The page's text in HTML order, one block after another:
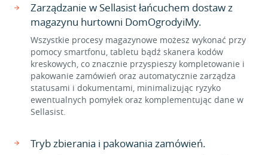
Zarządzanie w Sellasist łańcuchem dostaw z
magazynu hurtowni DomOgrodyiMy.
Wszystkie procesy magazynowe możesz wykonać przy
pomocy smartfonu, tabletu bądź skanera kodów
kreskowych, co znacznie przyspieszy kompletowanie i
pakowanie zamówień oraz automatycznie zarządza
statusami i dokumentami, minimalizując ryzyko
ewentualnych pomyłek oraz komplementując dane w
Sellasist.
Tryb zbierania i pakowania zamówień.